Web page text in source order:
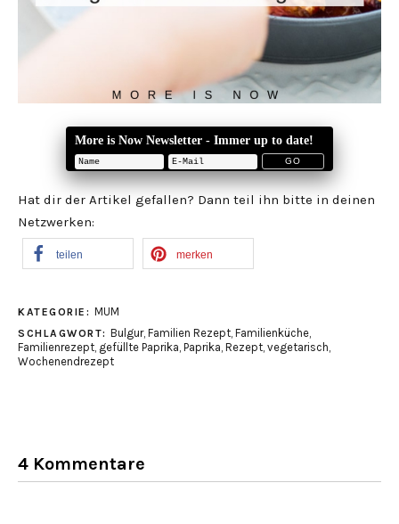
More is Now Newsletter - Immer up to date!
Hat dir der Artikel gefallen? Dann teil ihn bitte in deinen
Netzwerken:
teilen merken
KATEGORIE: MUM
SCHLAGWORT: Bulgur, Familien Rezept Familienküche
Familienrezept gefüllte Paprika Paprika Rezept vegetarisch
Wochenendrezept
4 Kommentare